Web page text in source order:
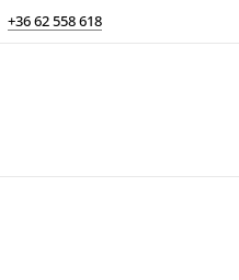
+36 62 558 618